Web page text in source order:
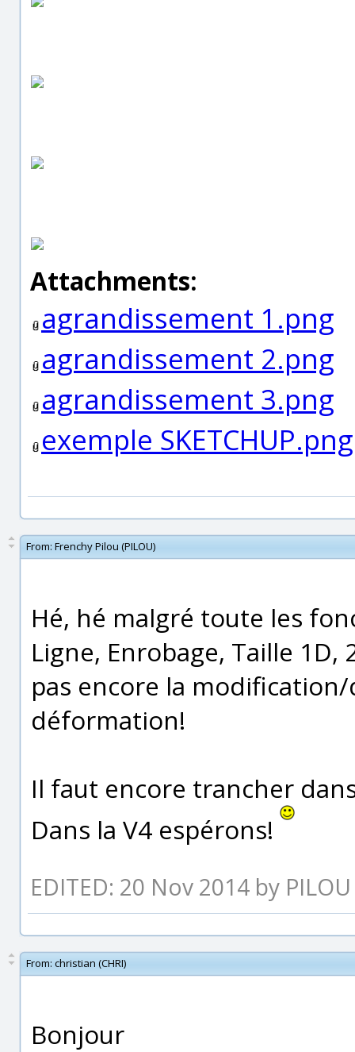
Attachments:
agrandissement 1.png
agrandissement 2.png
agrandissement 3.png
exemple SKETCHUP.png
From: Frenchy Pilou (PILOU)
Hé, hé malgré toute les
Ligne, Enrobage, Taille
pas encore la
déformation!
Il faut encore trancher
Dans la V4 espérons!
EDITED: 20 Nov 2014 by PILOU
From: christian (CHRI)
Bonjour